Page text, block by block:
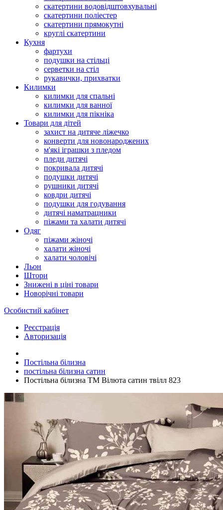
скатертини водовідштовхувальні
скатертини поліестер
скатертини прямокутні
круглі скатертини
Кухня
фартухи
подушки на стільці
серветки на стіл
рукавички, прихватки
Килимки
килимки для спальні
килимки для ванної
килимки для пікніка
Товари для дітей
захист на дитяче ліжечко
конверти для новонароджених
м'які іграшки з пледом
пледи дитячі
покривала дитячі
подушки дитячі
рушники дитячі
ковдри дитячі
подушки для годування
дитячі наматрацники
піжами та халати дитячі
Одяг
піжами жіночі
халати жіночі
халати чоловічі
Льон
Штори
Знижені в ціні товари
Новорічні товари
Особистий кабінет
Реєстрація
Авторизація
Постільна білизна
постільна білизна сатин
Постільна білизна ТМ Вілюта сатин твілл 823